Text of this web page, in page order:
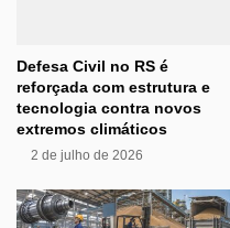
Defesa Civil no RS é
reforçada com estrutura e
tecnologia contra novos
extremos climáticos
2 de julho de 2026